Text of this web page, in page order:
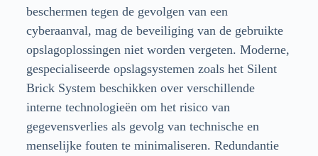
beschermen tegen de gevolgen van een
cyberaanval, mag de beveiliging van de gebruikte
opslagoplossingen niet worden vergeten. Moderne,
gespecialiseerde opslagsystemen zoals het Silent
Brick System beschikken over verschillende
interne technologieën om het risico van
gegevensverlies als gevolg van technische en
menselijke fouten te minimaliseren. Redundantie